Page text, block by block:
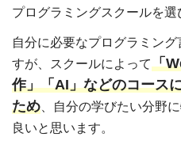
プログラミングスクールを選
自分に必要なプログラミン
すが、
スクールによって「
作」「AI」などのコース
ため 、自分の学びたい分野
良いと思います。